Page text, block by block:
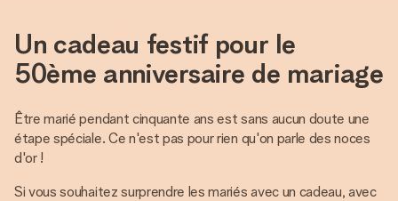
Un cadeau festif pour le
50ème anniversaire de mariage
Être marié pendant cinquante ans est sans aucun doute une
étape spéciale. Ce n'est pas pour rien qu'on parle des noces
d'or !
Si vous souhaitez surprendre les mariés avec un cadeau, avec